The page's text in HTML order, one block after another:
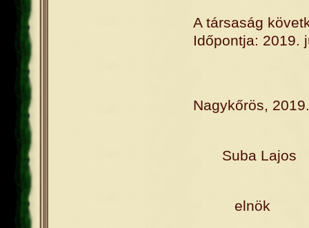
A társaság
Időpontja: 2019.
Nagykőrös,
Suba Lajos
elnök